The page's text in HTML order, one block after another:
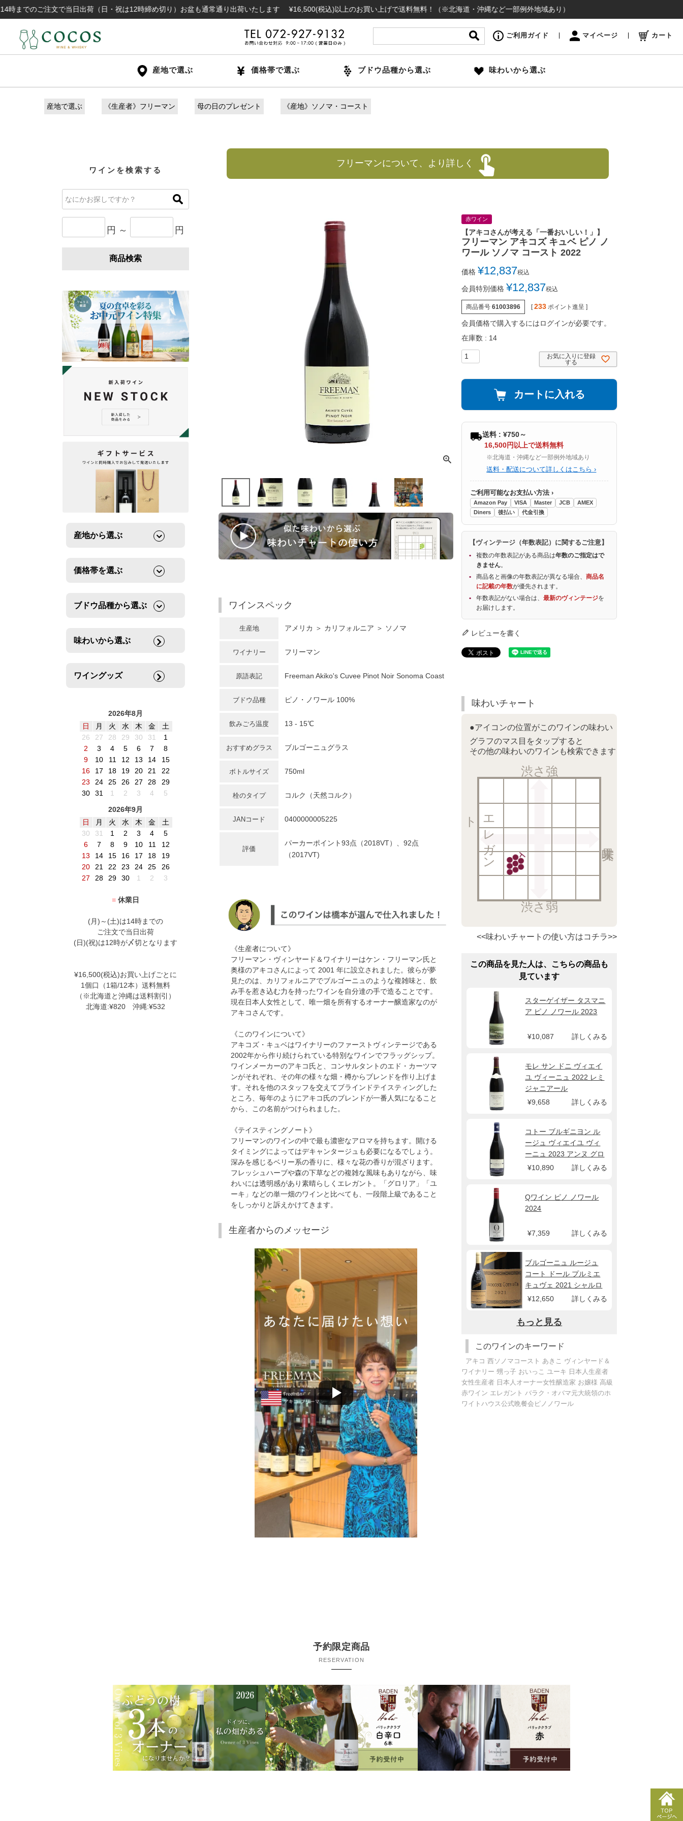
注文で当日出荷（日・祝は12時締め切り）お盆も通常通り出荷いたします ¥16,500(税込)以上のお買い上げで送料無料！（※北海道・沖縄など一部例外地域あり）
ご利用ガイド マイページ カート
産地で選ぶ 価格帯で選ぶ ブドウ品種から選ぶ 味わいから選ぶ
産地で選ぶ 《生産者》フリーマン 母の日のプレゼント 《産地》ソノマ・コースト
ワインを検索する
円 ～ 円
商品検索
産地から選ぶ
価格帯を選ぶ
ブドウ品種から選ぶ
味わいから選ぶ
ワイングッズ
2026年8月
日
月 火 水 木 金
土
26
27 28 29 30 31
1
2
3 4 5 6 7
8
9
10 11 12 13 14
15
16
17 18 19 20 21
22
23
24 25 26 27 28
29
30
31 1 2 3 4
5
2026年9月
日
月 火 水 木 金
土
30
31 1 2 3 4
5
6
7 8 9 10 11
12
13
14 15 16 17 18
19
20
21 22 23 24 25
26
27
28 29 30 1 2 3
■ 休業日
(月)～(土)は14時までの
ご注文で当日出荷
(日)(祝)は12時が〆切となります
¥16,500(税込)お買い上げごとに
1個口（1箱/12本）送料無料
（※北海道と沖縄は送料割引）
北海道:¥820 沖縄:¥532
フリーマンについて、より詳しく
ワインスペック
生産地 アメリカ ＞ カリフォルニア ＞ ソノマ
ワイナリー フリーマン
原語表記 Freeman Akiko's Cuvee Pinot Noir Sonoma Coast
ブドウ品種 ピノ・ノワール 100%
飲みごろ温度 13 - 15℃
おすすめグラス ブルゴーニュグラス
ボトルサイズ 750ml
栓のタイプ コルク（天然コルク）
JANコード 0400000005225
評価
パーカーポイント93点（2018VT）、92点
（2017VT)
《生産者について》
フリーマン・ヴィンヤード＆ワイナリーはケン・フリーマン氏と
奥様のアキコさんによって 2001 年に設立されました。彼らが夢
見たのは、カリフォルニアでブルゴーニュのような複雑味と、飲
み手を惹き込む力を持ったワインを自分達の手で造ることです。
現在日本人女性として、唯一畑を所有するオーナー醸造家なのが
アキコさんです。
《このワインについて》
アキコズ・キュベはワイナリーのファーストヴィンテージである
2002年から作り続けられている特別なワインでフラッグシップ。
ワインメーカーのアキコ氏と、コンサルタントのエド・カーツマ
ンがそれぞれ、その年の様々な畑・樽からブレンドを作り上げま
す。それを他のスタッフを交えてブラインドテイスティングした
ところ、毎年のようにアキコ氏のブレンドが一番人気になること
から、この名前がつけられました。
《テイスティングノート》
フリーマンのワインの中で最も濃密なアロマを持ちます。開ける
タイミングによってはデキャンタージュも必要になるでしょう。
深みを感じるベリー系の香りに、様々な花の香りが混ざります。
フレッシュハーブや森の下草などの複雑な風味もありながら、味
わいには透明感があり素晴らしくエレガント。「グロリア」「ユ
ーキ」などの単一畑のワインと比べても、一段階上級であること
をしっかりと訴えかけてきます。
生産者からのメッセージ
赤ワイン
【アキコさんが考える「一番おいしい！」】
フリーマン アキコズ キュベ ピノ ノ
ワール ソノマ コースト 2022
価格 ¥12,837税込
会員特別価格 ¥12,837税込
商品番号 61003896 [ 233 ポイント進呈 ]
会員価格で購入するにはログインが必要です。
在庫数
14
お気に入りに登録
する
カートに入れる
送料 : ¥750～
16,500円以上で送料無料
※北海道・沖縄など一部例外地域あり
送料・配送について詳しくはこちら ›
ご利用可能なお支払い方法 ›
Amazon Pay VISA Master JCB
AMEX
Diners
後払い 代金引換
【ヴィンテージ（年数表記）に関するご注意】
複数の年数表記がある商品は年数のご指定はで
きません。
商品名と画像の年数表記が異なる場合、商品名
に記載の年数が優先されます。
年数表記がない場合は、最新のヴィンテージを
お届けします。
レビューを書く
味わいチャート
●アイコンの位置がこのワインの味わい
グラフのマス目をタップすると
その他の味わいのワインも検索できます
渋さ強
渋さ弱
エ
レ
ガ
ン
ト
<<味わいチャートの使い方はコチラ>>
この商品を見た人は、こちらの商品も
見ています
スターゲイザー タスマニ
ア ピノ ノワール 2023
¥10,087 詳しくみる
モレ サン ドニ ヴィエイ
ユ ヴィーニュ 2022 レミ
ジャニアール
¥9,658
詳しくみる
コトー ブルギニヨン ル
ージュ ヴィエイユ ヴィ
ーニュ 2023 アンヌ グロ
¥10,890
詳しくみる
Qワイン ピノ ノワール
2024
¥7,359 詳しくみる
ブルゴーニュ ルージュ
コート ドール プルミエ
キュヴェ 2021 シャルロ
パン パリゾ
¥12,650 詳しくみる
もっと見る
このワインのキーワード
アキコ 西ソノマコースト あきこ ヴィンヤード＆
ワイナリー 甥っ子 おいっこ ユーキ 日本人生産者
女性生産者 日本人オーナー女性醸造家 お嬢様 高級
赤ワイン エレガント バラク・オバマ元大統領のホ
ワイトハウス公式晩餐会ピノノワール
予約限定商品
RESERVATION